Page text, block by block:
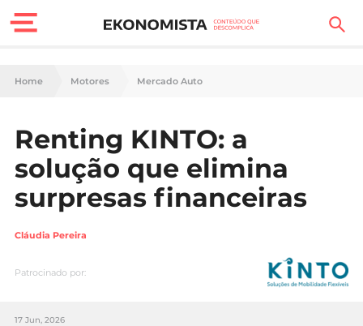
Finanças Pessoais
Carreira
Casa
Lifestyle
Sociedade
Tecnologia
Home Motores Mercado Auto
Renting KINTO: a
solução que elimina
surpresas financeiras
Cláudia Pereira
Patrocinado por:
17 Jun, 2026